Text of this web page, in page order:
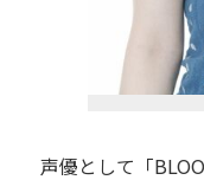
声優として「